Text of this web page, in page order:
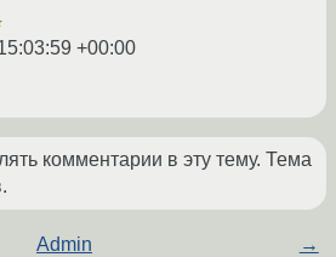
+00:00
комментарии в эту тему. Тема
Admin →